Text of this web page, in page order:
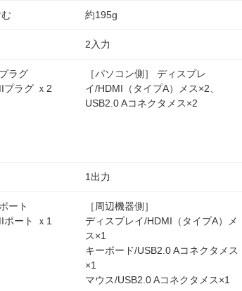
ラグ
プラグ ｘ2
ート
ポート ｘ1
約195g
2入力
［パソコン側］ ディスプレ
イ/HDMI（タイプA）メス×2、
USB2.0 Aコネクタメス×2
1出力
［周辺機器側］
ディスプレイ/HDMI（タイプA）メ
ス×1
キーボード/USB2.0 Aコネクタメス
×1
マウス/USB2.0 Aコネクタメス×1